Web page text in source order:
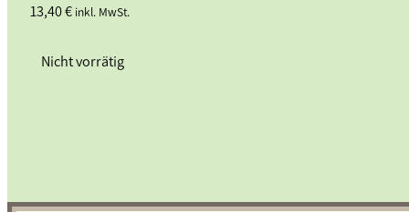
13,40€ inkl. MwSt.
Nicht vorrätig